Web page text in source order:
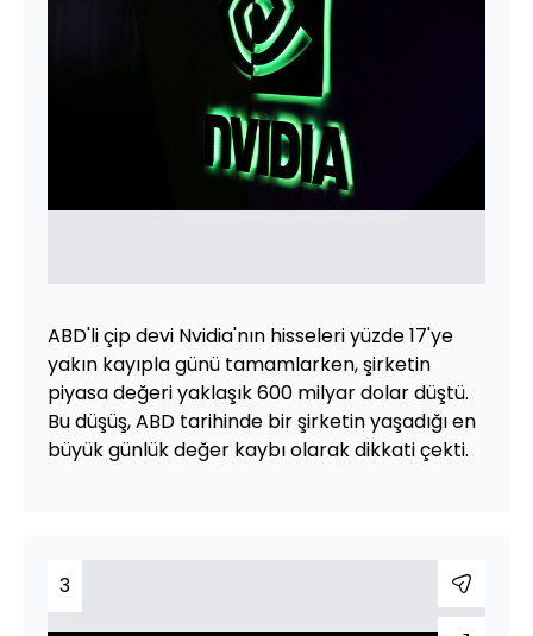
ABD'li çip devi Nvidia'nın hisseleri yüzde 17'ye
yakın kayıpla günü tamamlarken, şirketin
piyasa değeri yaklaşık 600 milyar dolar düştü.
Bu düşüş, ABD tarihinde bir şirketin yaşadığı en
büyük günlük değer kaybı olarak dikkati çekti.
3